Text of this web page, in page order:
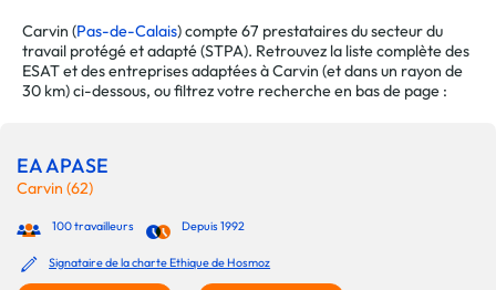
Carvin (Pas-de-Calais) compte 67 prestataires du secteur du
travail protégé et adapté (STPA). Retrouvez la liste complète des
ESAT et des entreprises adaptées à Carvin (et dans un rayon de
30 km) ci-dessous, ou filtrez votre recherche en bas de page :
EA APASE
Carvin (62)
100 travailleurs Depuis 1992
Signataire de la charte Ethique de Hosmoz